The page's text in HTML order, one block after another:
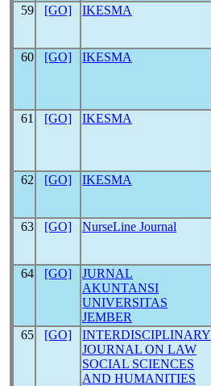
59
[GO] IKESMA
60
[GO] IKESMA
61
[GO] IKESMA
62 [GO] IKESMA
63
[GO] NurseLine Journal
64
[GO]
JURNAL
AKUNTANSI
UNIVERSITAS
JEMBER
65
[GO]
INTERDISCIPLINARY
JOURNAL ON LAW
SOCIAL SCIENCES
AND HUMANITIES